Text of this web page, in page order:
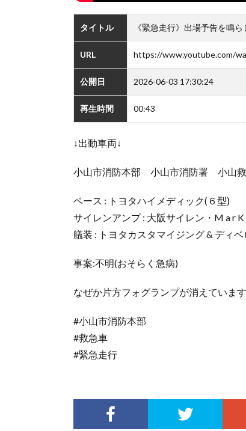
タイトル 《緊急走行》出場予告を鳴
URL https://www.youtube.com/
公開日 2026-06-03 17:30:24
再生時間 00:43
↓出動車両↓
小山市消防本部 小山市消防署 小山救
ベース : トヨタハイメディック(６型)
サイレンアンプ : 大阪サイレン・M a r K
艤装 : トヨタカスタマイジング & ディベ
事案:不明(おそらく急病)
なぜか片方フォグランプが消えています
#小山市消防本部
#救急車
#緊急走行